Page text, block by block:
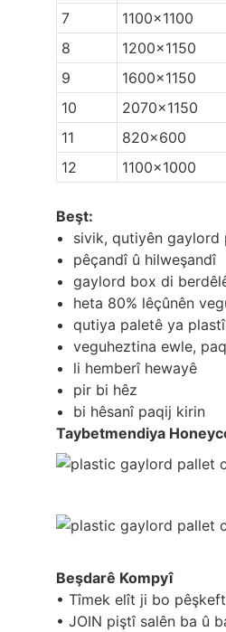
7
1100×1100
8
1200×1150
9
1600×1150
10
2070×1150
11
820×600
12
1100×1000
Beşt:
sivik, qutiyên gaylord
pêçandî û hilweşandî
gaylord box di
heta 80% lêçûnên
qutiya paletê ya
veguheztina ewle,
li hemberî hewayê
pir bi hêz
bi hêsanî paqij kirin
Taybetmendiya
Beşdarê Kompyî
• Tîmek elît ji bo
• JOIN piştî salên ba û